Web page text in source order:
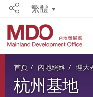
Share繁體
首頁 內地網絡 理大
杭州基地